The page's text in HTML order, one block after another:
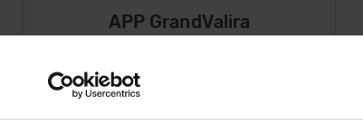
APP GrandValira
importante en